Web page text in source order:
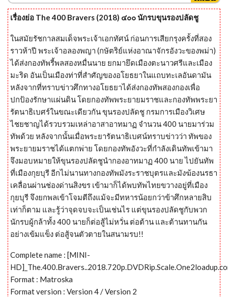
เรื่องย่อ The 400 Bravers (2018) ๔๐๐ นักรบขุนรองปลัดชู
ในสมัยรัชกาลสมเด็จพระเจ้าเอกทัศน์ ก่อนการเสียกรุงครั้งที่สอง
ราวห้าปี พระเจ้าอลองพญา (กษัตริย์แห่งอาณาจักรอังวะของพม่า)
ได้ส่งกองทัพรี้พลสองหมื่นนาย ยกมายึดเมืองตะนาวศรีและเมือง
มะริด อันเป็นเมืองท่าที่สำศัญของอโยธยาในแถบทะเลอันดามัน
หลังจากที่ทราบข่าวศึกทางอโยธยาได้ส่งกองทัพสองกองเพื่อ
ปกป้องรักษาแผ่นดิน โดยกองทัพพระยายมราชและกองทัพพระยา
รัตนาธิเบศร์ในขณะเดียวกัน ขุนรองปลัดชู กรมการเมืองวิเศษ
ไชยชาญได้รวบรวมเหล่าอาสาอาทมาฏ จำนวน 400 นายมาร่วม
ทัพด้วย หลังจากนั้นเมื่อพระยารัตนาธิเบศน์ทราบข่าวว่า ทัพของ
พระยายมราชได้แตกพ่าย โดยกองทัพอังวะที่กำลังเดินทัพเข้ามา
จึงมอบหมายให้ขุนรองปลัดชูนำกองอาทมาฏ 400 นาย ไปยันทัพ
ที่เมืองกุยบุรี อีกไม่นานทางกองทัพมังระราชบุตรและมังฆ้องนรธา
เคลื่อนผ่านช่องด่านสิงขร เข้ามาก็ได้พบทัพไทยขวางอยู่ที่เมือง
กุยบุรี จึงยกพลเข้าโจมตีถึงแม้จะมีทหารน้อยกว่าข้าศึกหลายสิบ
เท่าก็ตาม และรู้ว่าจุดจบจะเป็นเช่นไร แต่ขุนรองปลัดชูกับพวก
นักรบผู้กล้าทั้ง 400 นายก็ต่อสู้ไม่หวั่น ต่อต้าน และต้านทานกัน
อย่างเข้มแข็ง ต่อสู้จนตัวตายในสนามรบ!!
Complete name : [MINI-
Format : Matroska
Format version : Version 4 / Version 2